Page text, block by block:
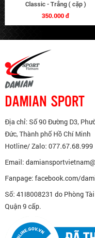
Classic - Trắng ( cặp )
350.000 đ
DAMIAN SPORT
Địa chỉ: Số 90 Đường D3,
Đức, Thành phố Hồ Chí Minh
Hotline/ Zalo: 077.67.68.999
Email:
Fanpage: facebook.com/
Số: 41I8008231 do Phòng
Quận 9 cấp.